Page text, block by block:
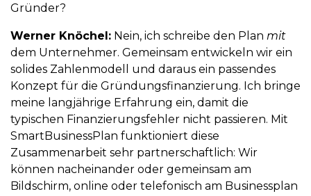
Gründer?
Werner Knöchel: Nein, ich schreibe den Plan mit
dem Unternehmer. Gemeinsam entwickeln wir ein
solides Zahlenmodell und daraus ein passendes
Konzept für die Gründungsfinanzierung. Ich bringe
meine langjährige Erfahrung ein, damit die
typischen Finanzierungsfehler nicht passieren. Mit
SmartBusinessPlan funktioniert diese
Zusammenarbeit sehr partnerschaftlich: Wir
können nacheinander oder gemeinsam am
Bildschirm, online oder telefonisch am Businessplan